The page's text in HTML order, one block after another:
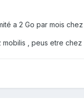
a 2 Go par mois
, peus etre